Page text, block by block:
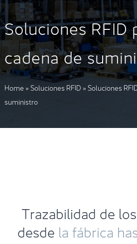
Soluciones RFID
cadena de
Home »Soluciones RFID »Soluciones
suministro
Trazabilidad de
desde la fábrica